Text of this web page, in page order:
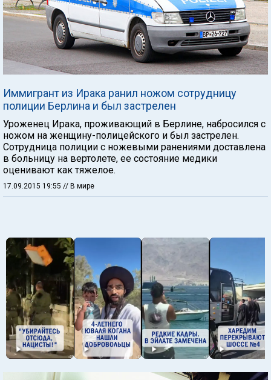
Иммигрант из Ирака ранил ножом сотрудницу
полиции Берлина и был застрелен
Уроженец Ирака, проживающий в Берлине, набросился с
ножом на женщину-полицейского и был застрелен.
Сотрудница полиции с ножевыми ранениями доставлена
в больницу на вертолете, ее состояние медики
оценивают как тяжелое.
17.09.2015 19:55 // В мире